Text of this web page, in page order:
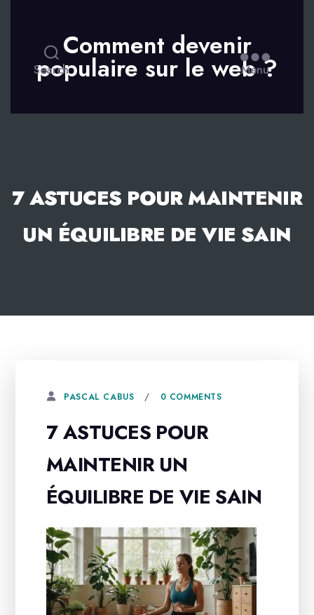
Search
Comment devenir
populaire sur le web ?
Menu
7 ASTUCES POUR MAINTENIR
UN ÉQUILIBRE DE VIE SAIN
PASCAL CABUS 0 COMMENTS
7 ASTUCES POUR
MAINTENIR UN
ÉQUILIBRE DE VIE SAIN